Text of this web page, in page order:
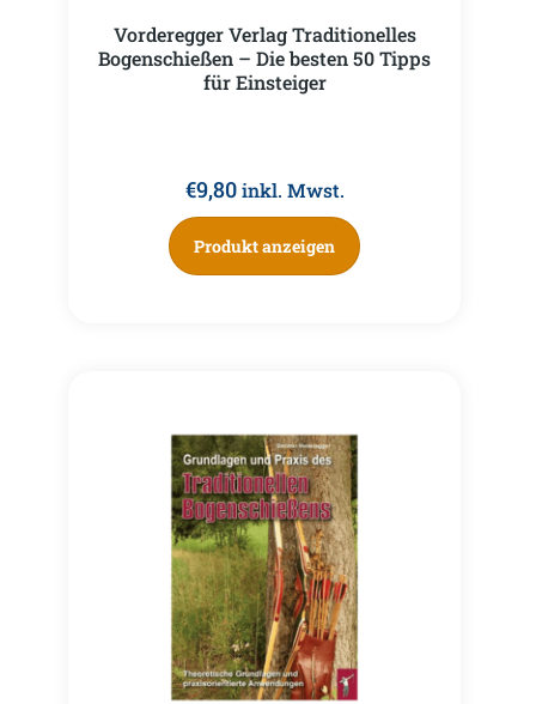
Vorderegger Verlag Traditionelles
Bogenschießen – Die besten 50 Tipps
für Einsteiger
€9,80 inkl. Mwst.
Produkt anzeigen